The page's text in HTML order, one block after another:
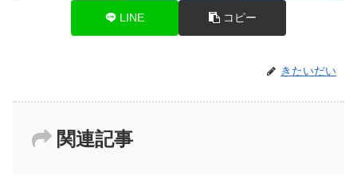
LINE コピー
きたいだい
関連記事